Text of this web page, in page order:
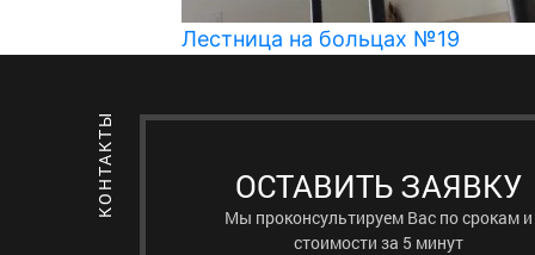
Лестница на больцах №19
ОСТАВИТЬ ЗАЯВКУ
Мы проконсультируем Вас по срокам и
стоимости за 5 минут